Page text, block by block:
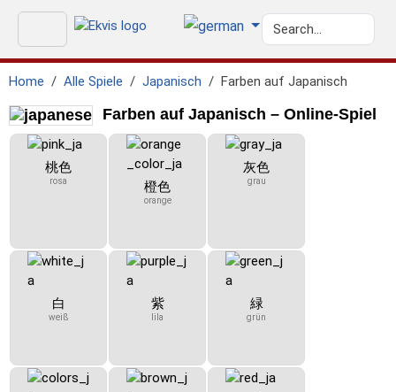
Home Alle Spiele Japanisch Farben auf Japanisch
Farben auf Japanisch – Online-Spiel
桃色
rosa 橙色
orange
灰色
grau
白
weiß
紫
lila
緑
grün